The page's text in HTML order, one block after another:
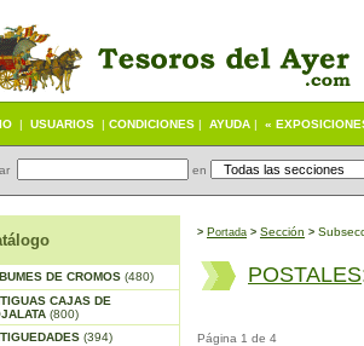
| USUARIOS | CONDICIONES | AYUDA | «
en
DE CROMOS (480)
CAJAS DE
(800)
(394)
> Portada > Sección >
POSTALES
Página 1 de 4